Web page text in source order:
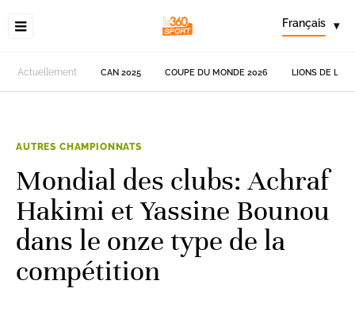
Français ▾
Actuellement CAN 2025 COUPE DU MONDE 2026 LIONS DE
AUTRES CHAMPIONNATS
Mondial des clubs: Achraf
Hakimi et Yassine Bounou
dans le onze type de la
compétition